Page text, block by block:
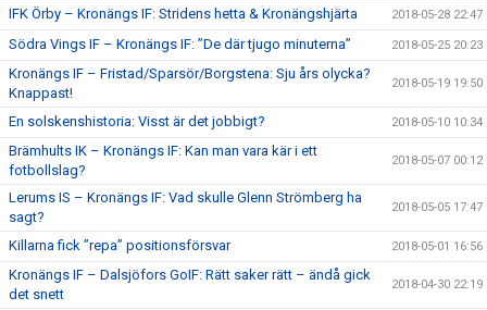
IFK Örby – Kronängs IF: Stridens hetta & Kronängshjärta 2018-05-28 22:47
Södra Vings IF – Kronängs IF: ”De där tjugo minuterna” 2018-05-25 20:23
Kronängs IF – Fristad/Sparsör/Borgstena: Sju års olycka?
Knappast!
2018-05-19 19:50
En solskenshistoria: Visst är det jobbigt? 2018-05-10 10:34
Brämhults IK – Kronängs IF: Kan man vara kär i ett
fotbollslag?
2018-05-07 00:12
Lerums IS – Kronängs IF: Vad skulle Glenn Strömberg ha
sagt?
2018-05-05 17:47
Killarna fick ”repa” positionsförsvar 2018-05-01 16:56
Kronängs IF – Dalsjöfors GoIF: Rätt saker rätt – ändå gick
det snett
2018-04-30 22:19